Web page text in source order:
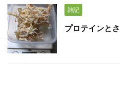
雑記
プロテインと